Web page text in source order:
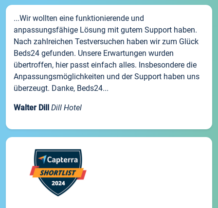
...Wir wollten eine funktionierende und
anpassungsfähige Lösung mit gutem Support haben.
Nach zahlreichen Testversuchen haben wir zum Glück
Beds24 gefunden. Unsere Erwartungen wurden
übertroffen, hier passt einfach alles. Insbesondere die
Anpassungsmöglichkeiten und der Support haben uns
überzeugt. Danke, Beds24...
Walter Dill Dill Hotel